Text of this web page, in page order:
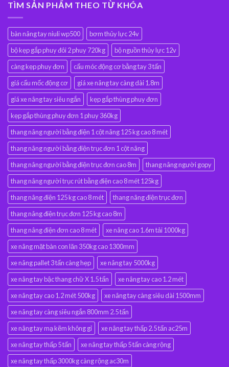
TÌM SẢN PHẨM THEO TỪ KHÓA
bàn nâng tay niuli wp500
bơm thủy lực 24v
bộ kẹp gắp phuy đôi 2 phuy 720kg
bộ nguồn thủy lực 12v
càng kẹp phuy đơn
cẩu móc động cơ bằng tay 3 tấn
giá cẩu mốc động cơ
giá xe nâng tay càng dài 1.8m
giá xe nâng tay siêu ngắn
kẹp gắp thùng phuy đơn
kẹp gắp thùng phuy đơn 1 phuy 360kg
thang nâng người bằng điện 1 cột nâng 125 kg cao 8 mét
thang nâng người bằng điện trục đơn 1 cột nâng
thang nâng người bằng điện trục đơn cao 8m
thang nâng người gopy
thang nâng người trục rút bằng điện cao 8 mét 125kg
thang nâng điện 125 kg cao 8 mét
thang nâng điện trục đơn
thang nâng điện trục đơn 125 kg cao 8m
thang nâng điện đơn cao 8 mét
xe nâng cao 1.6m tải 1000kg
xe nâng mặt bàn con lăn 350kg cao 1300mm
xe nâng pallet 3 tấn càng hẹp
xe nâng tay 5000kg
xe nâng tay bậc thang chữ X 1.5 tấn
xe nâng tay cao 1.2 mét
xe nâng tay cao 1.2 mét 500kg
xe nâng tay càng siêu dài 1500mm
xe nâng tay càng siêu ngắn 800mm 2.5 tấn
xe nâng tay mạ kẽm không gỉ
xe nâng tay thấp 2.5 tấn ac25m
xe nâng tay thấp 5 tấn
xe nâng tay thấp 5 tấn càng rộng
xe nâng tay thấp 3000kg càng rộng ac30m